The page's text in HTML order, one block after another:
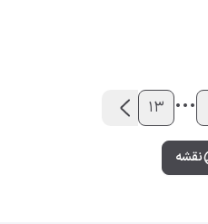
...
13
نقشه